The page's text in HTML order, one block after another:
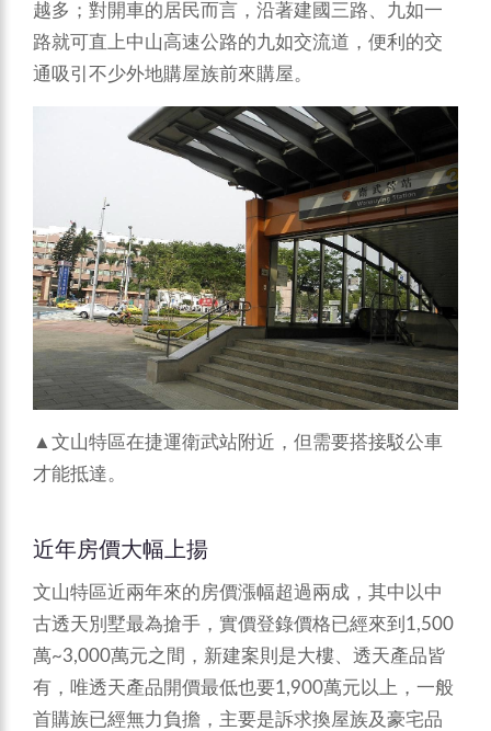
越多；對開車的居民而言，沿著建國三路、九如一
路就可直上中山高速公路的九如交流道，便利的交
通吸引不少外地購屋族前來購屋。
▲文山特區在捷運衛武站附近，但需要搭接駁公車
才能抵達。
近年房價大幅上揚
文山特區近兩年來的房價漲幅超過兩成，其中以中
古透天別墅最為搶手，實價登錄價格已經來到1,500
萬~3,000萬元之間，新建案則是大樓、透天產品皆
有，唯透天產品開價最低也要1,900萬元以上，一般
首購族已經無力負擔，主要是訴求換屋族及豪宅品